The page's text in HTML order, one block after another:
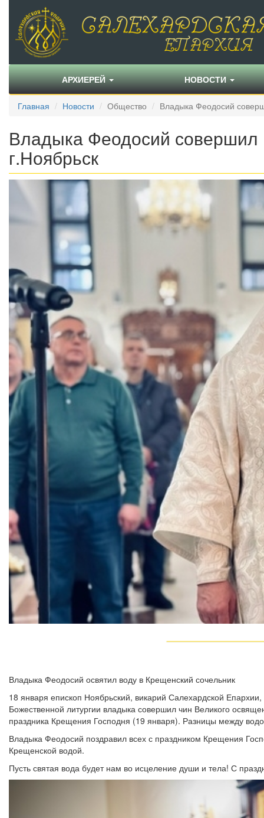
АРХИЕРЕЙ НОВОСТИ
Главная Новости Общество Владыка Феодосий
Владыка Феодосий совершил
г.Ноябрьск
Владыка Феодосий освятил воду в Крещенский сочельник
18 января епископ Ноябрьский, викарий Салехардской
Божественной литургии владыка совершил чин Великого
праздника Крещения Господня (19 января). Разницы между
Владыка Феодосий поздравил всех с праздником Крещения
Крещенской водой.
Пусть святая вода будет нам во исцеление души и тела! С